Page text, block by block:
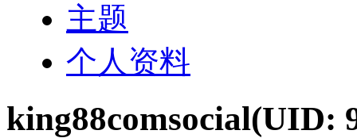
主题
个人资料
king88comsocial(UID: